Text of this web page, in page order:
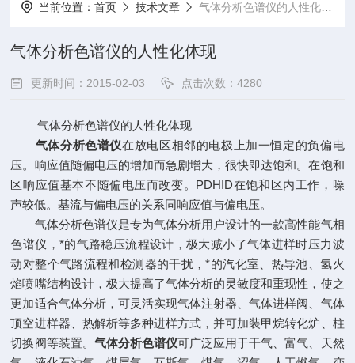
当前位置：首页 技术文章 气体分析色谱仪的人性化体现
气体分析色谱仪的人性化体现
更新时间：2015-02-03 点击次数：4280
气体分析色谱仪的人性化体现
气体分析色谱仪在放电区相邻的电极上加一恒定的负偏电
压。响应值随偏电压的增加而急剧增大，很快即达饱和。在饱和
区响应值基本不随偏电压而改变。PDHID在饱和区内工作，噪
声较低。基流与偏电压的关系同响应值与偏电压。
气体分析色谱仪是专为气体分析用户设计的一款高性能气相
色谱仪，*的气路稳压流程设计，极大减小了气体进样时压力波
动对整个气路流程和检测器的干扰，*的汽化室、热导池、氢火
焰喷嘴结构设计，极大提高了气体分析的灵敏度和重现性，使之
更加适合气体分析，可灵活实现气体注射器、气体进样阀、气体
顶空进样器、热解析等多种进样方式，并可加装甲烷转化炉、柱
切换阀等装置。 气体分析色谱仪可广泛应用于干气、富气、天然